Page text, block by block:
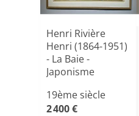
Henri Rivière
Henri (1864-1951)
- La Baie -
Japonisme
19ème siècle
2 400 €